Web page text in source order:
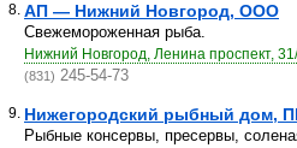
8. АП — Нижний Новгород, ООО
Свежемороженная рыба.
Нижний Новгород, Ленина проспект,
(831) 245-54-73
9. Нижегородский рыбный дом,
Рыбные консервы, пресервы,